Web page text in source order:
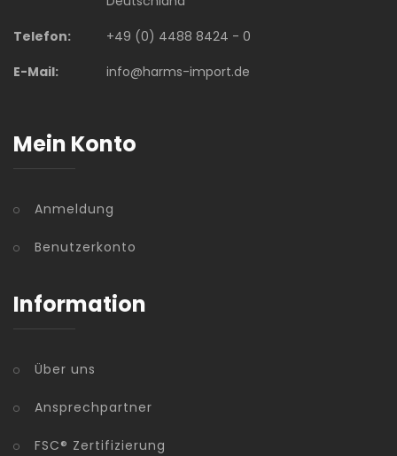
Telefon:
+49 (0) 4488 8424 - 0
E-Mail:
info@harms-import.de
Mein Konto
Anmeldung
Benutzerkonto
Information
Über uns
Ansprechpartner
FSC® Zertifizierung